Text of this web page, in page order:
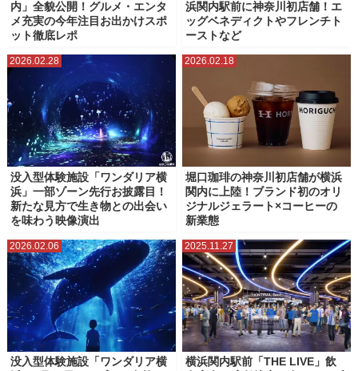
内」全貌公開！グルメ・エンタ
メ充実の今年注目お出かけスポ
ット徹底レポ
浜関内駅前に神奈川初店舗！エ
ッグベネディクトやフレンチト
ーストなど
2026.02.28
没入型体験施設「ワンダリア横
浜」一部ゾーン先行お披露目！
新たな見方で生き物との出会い
を味わう映像演出
2026.02.18
堀口珈琲の神奈川初店舗が横浜
関内に上陸！ブランド初のオリ
ジナルジェラート×コーヒーの
新業態
2026.02.06
没入型体験施設「ワンダリア横
2025.11.27
横浜関内駅前「THE LIVE」飲